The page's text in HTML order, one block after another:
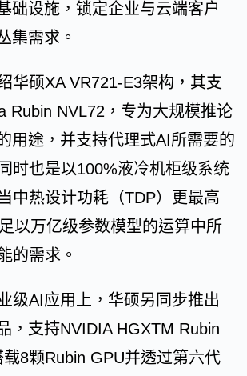
础设施，锁定企业与云端客户
集需求。
华硕XA VR721-E3架构，其支
Rubin NVL72，专为大规模推论
用途，并支持代理式AI所需要的
时也是以100%液冷机柜级系统
中热设计功耗（TDP）更最高
以万亿级参数模型的运算中所
的需求。
级AI应用上，华硕另同步推出
，支持NVIDIA HGXTM Rubin
8颗Rubin GPU并透过第六代